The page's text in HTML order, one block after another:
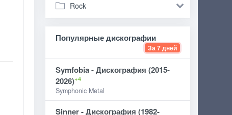
Rock
Популярные дискографии
За 7 дней
Symfobia - Дискография (2015-
2026)+4
Symphonic Metal
Sinner - Дискография (1982-